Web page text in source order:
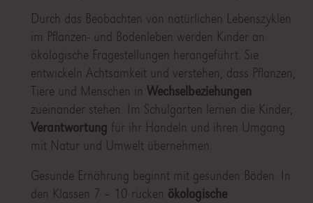
Durch das Beobachten von natürlichen Lebenszyklen
im Pflanzen- und Bodenleben werden Kinder an
ökologische Fragestellungen herangeführt. Sie
entwickeln Achtsamkeit und verstehen, dass Pflanzen,
Tiere und Menschen in Wechselbeziehungen
zueinander stehen. Im Schulgarten lernen die Kinder,
Verantwortung für ihr Handeln und ihren Umgang
mit Natur und Umwelt übernehmen.
Gesunde Ernährung beginnt mit gesunden Böden. In
den Klassen 7 – 10 rücken ökologische